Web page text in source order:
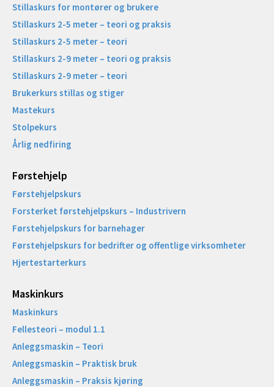
Stillaskurs for montører og brukere
Stillaskurs 2-5 meter – teori og praksis
Stillaskurs 2-5 meter – teori
Stillaskurs 2-9 meter – teori og praksis
Stillaskurs 2-9 meter – teori
Brukerkurs stillas og stiger
Mastekurs
Stolpekurs
Årlig nedfiring
Førstehjelp
Førstehjelpskurs
Forsterket førstehjelpskurs – Industrivern
Førstehjelpskurs for barnehager
Førstehjelpskurs for bedrifter og offentlige virksomheter
Hjertestarterkurs
Maskinkurs
Maskinkurs
Fellesteori – modul 1.1
Anleggsmaskin – Teori
Anleggsmaskin – Praktisk bruk
Anleggsmaskin – Praksis kjøring